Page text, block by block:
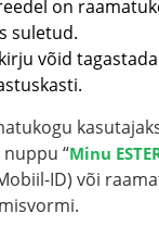
on
suletud.
võid
nuppu “Minu
ID) või